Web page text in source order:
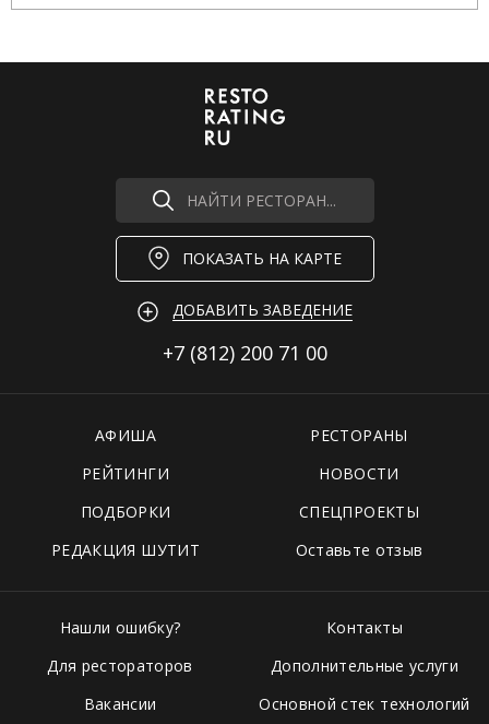
НАЙТИ РЕСТОРАН...
ПОКАЗАТЬ НА КАРТЕ
ДОБАВИТЬ ЗАВЕДЕНИЕ
+7 (812) 200 71 00
АФИША
РЕСТОРАНЫ
РЕЙТИНГИ
НОВОСТИ
ПОДБОРКИ
СПЕЦПРОЕКТЫ
РЕДАКЦИЯ ШУТИТ
Оставьте отзыв
Нашли ошибку?
Для рестораторов
Вакансии
Контакты
Дополнительные услуги
Основной стек технологий